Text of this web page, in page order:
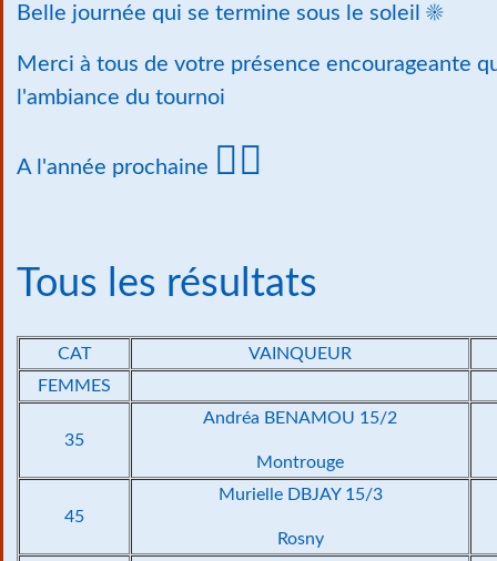
Belle journée qui se termine sous le soleil ☀
Merci à tous de votre présence encourageante
l'ambiance du tournoi
A l'année prochaine 🙋‍♂️
Tous les résultats
CAT
VAINQUEUR
FEMMES
35
Andréa BENAMOU 15/2
Montrouge
45
Murielle DBJAY 15/3
Rosny